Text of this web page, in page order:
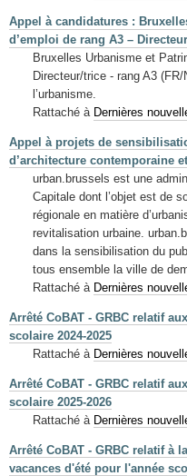
Appel à candidatures :
d’emploi de rang A3 – Directeur
Bruxelles Urbanisme et
Directeur/trice - rang A3
l’urbanisme.
Rattaché à Dernières
Appel à projets de
d’architecture contemporaine
urban.brussels est une
Capitale dont l’objet est de
régionale en matière
revitalisation urbaine.
dans la sensibilisation du
tous ensemble la ville de
Rattaché à Dernières
Arrêté CoBAT - GRBC relatif
scolaire 2024-2025
Rattaché à Dernières
Arrêté CoBAT - GRBC relatif
scolaire 2025-2026
Rattaché à Dernières
Arrêté CoBAT - GRBC relatif à
vacances d'été pour l'année